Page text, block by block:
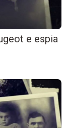
e espia